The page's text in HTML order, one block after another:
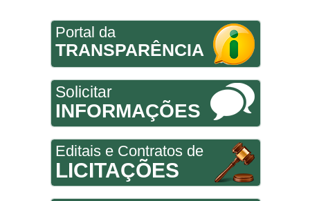
Portal da
TRANSPARÊNCIA
Solicitar
INFORMAÇÕES
Editais e Contratos de
LICITAÇÕES